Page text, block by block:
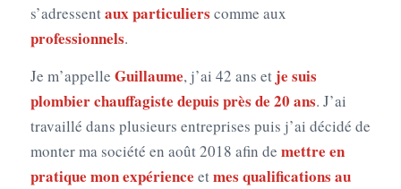
s’adressentaux particuliers comme aux
professionnels.
Je m’appelle Guillaume, j’ai 42 ans et je suis
plombier chauffagiste depuis près de 20 ans. J’ai
travaillé dans plusieurs entreprises puis j’ai décidé de
monter ma société en août 2018 afin de mettre en
pratique mon expérience etmes qualifications au